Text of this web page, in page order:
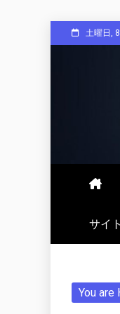
to
土曜日,
サイ
You are